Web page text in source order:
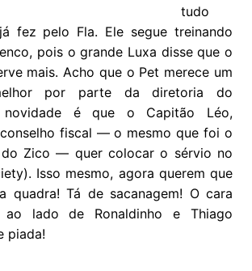
tudo
fez pelo Fla. Ele segue treinando
pois o grande Luxa disse que o
mais. Acho que o Pet merece um
por parte da diretoria do
novidade é que o Capitão Léo,
fiscal — o mesmo que foi o
Zico — quer colocar o sérvio no
Isso mesmo, agora querem que
quadra! Tá de sacanagem! O cara
ao lado de Ronaldinho e Thiago
piada!